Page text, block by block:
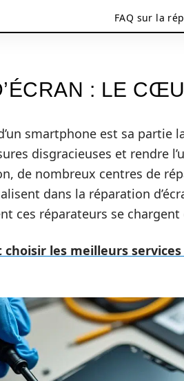
FAQ sur la
: LE
smartphone est sa partie
disgracieuses et rendre
de nombreux centres de
dans la réparation
ces réparateurs se
choisir les meilleurs